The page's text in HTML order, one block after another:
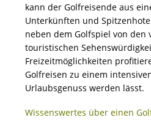
kann der Golfreisende aus
Unterkünften und
neben dem Golfspiel von den
touristischen
Freizeitmöglichkeiten
Golfreisen zu einem
Urlaubsgenuss werden lässt.
Wissenswertes über einen